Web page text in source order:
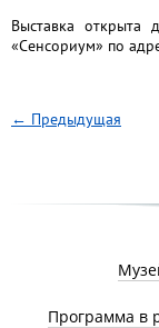
Выставка
«Сенсориум» по
← Предыдущая
Программа в